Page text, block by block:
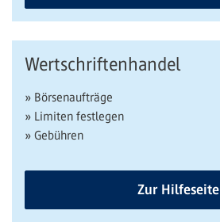
Wertschriftenhandel
» Börsenaufträge
» Limiten festlegen
» Gebühren
Zur Hilfeseite